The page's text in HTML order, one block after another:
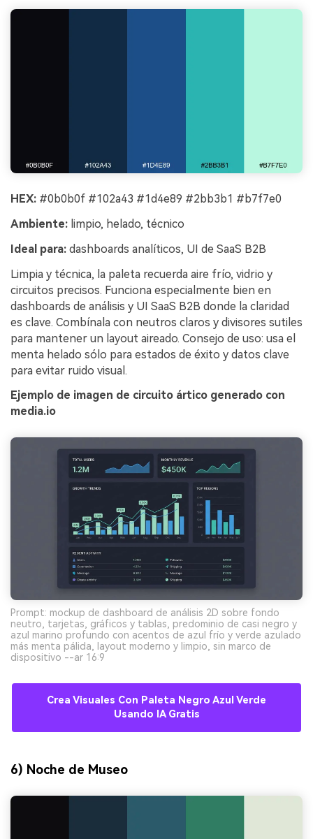
HEX: #0b0b0f #102a43 #1d4e89 #2bb3b1 #b7f7e0
Ambiente: limpio, helado, técnico
Ideal para: dashboards analíticos, UI de SaaS B2B
Limpia y técnica, la paleta recuerda aire frío, vidrio y
circuitos precisos. Funciona especialmente bien en
dashboards de análisis y UI SaaS B2B donde la claridad
es clave. Combínala con neutros claros y divisores sutiles
para mantener un layout aireado. Consejo de uso: usa el
menta helado sólo para estados de éxito y datos clave
para evitar ruido visual.
Ejemplo de imagen de circuito ártico generado con
media.io
Prompt: mockup de dashboard de análisis 2D sobre fondo
neutro, tarjetas, gráficos y tablas, predominio de casi negro y
azul marino profundo con acentos de azul frío y verde azulado
más menta pálida, layout moderno y limpio, sin marco de
dispositivo --ar 16:9
Crea Visuales Con Paleta Negro Azul Verde
Usando IA Gratis
6) Noche de Museo